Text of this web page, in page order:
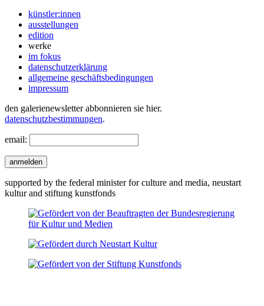
künstler:innen
ausstellungen
edition
werke
im fokus
datenschutzerklärung
allgemeine geschäftsbedingungen
impressum
den galerienewsletter abbonnieren sie hier.
datenschutzbestimmungen.
email:
anmelden
supported by the federal minister for culture and media, neustart
kultur and stiftung kunstfonds